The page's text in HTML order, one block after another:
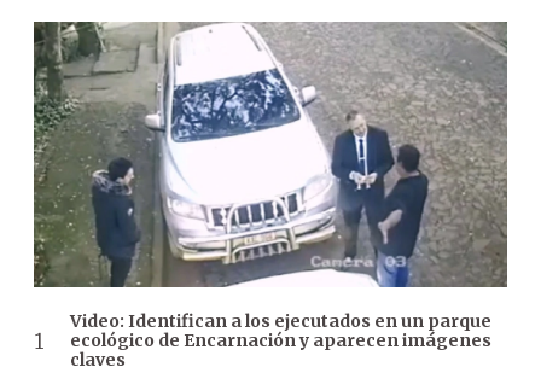
Video: Identifican a los ejecutados en un parque
ecológico de Encarnación y aparecen imágenes
claves